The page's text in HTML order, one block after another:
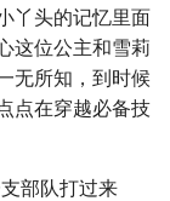
丫头的记忆里面
这位公主和雪莉
无所知，到时候
点在穿越必备技
部队打过来